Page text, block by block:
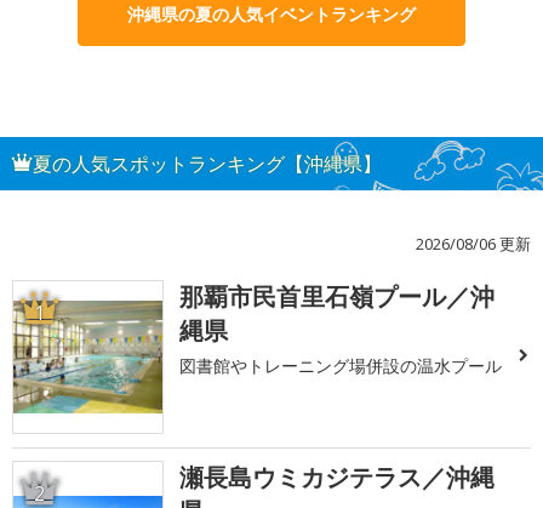
沖縄県の夏の人気イベントランキング
夏の人気スポットランキング【沖縄県】
2026/08/06 更新
1
那覇市民首里石嶺プール／沖
縄県
図書館やトレーニング場併設の温水プール
2
瀬長島ウミカジテラス／沖縄